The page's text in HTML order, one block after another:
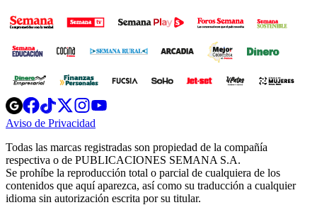
Opens
in
new
Opens
in
new
Opens
in
new
window
Opens
new
windowwindow
Aviso de Privacidad
new
window
Todas las marcas registradas son propiedad de la compañía
respectiva o de PUBLICACIONES SEMANA S.A.
Se prohíbe la reproducción total o parcial de cualquiera de los
contenidos que aquí aparezca, así como su traducción a cualquier
idioma sin autorización escrita por su titular.